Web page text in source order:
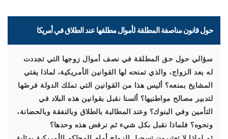
حول قانون مناصفة المطلقة لأموال مطلقها عند الطلاق في أمريكا
سؤالي حول حق المطلقة في نصف أموال زوجها التي تجددت
له بعد الزواج، والذي تمنحه لها القوانين الأمريكية، لماذا يفتي
المشايخ بمنعه؟ أليس هذا من القوانين التي تملك الدولة فرضَها
لتدبير مصالح مواطنيها؟ ألسنا نقبل بقوانين هذه البلاد في
التأمين وفي البنوك؟ وعند المطالبة بالطلاق وبالنفقة وبالحضانة،
ونحوه؟ فلماذا نقبل بكل شيء ثم نرفض هذه وحدها؟